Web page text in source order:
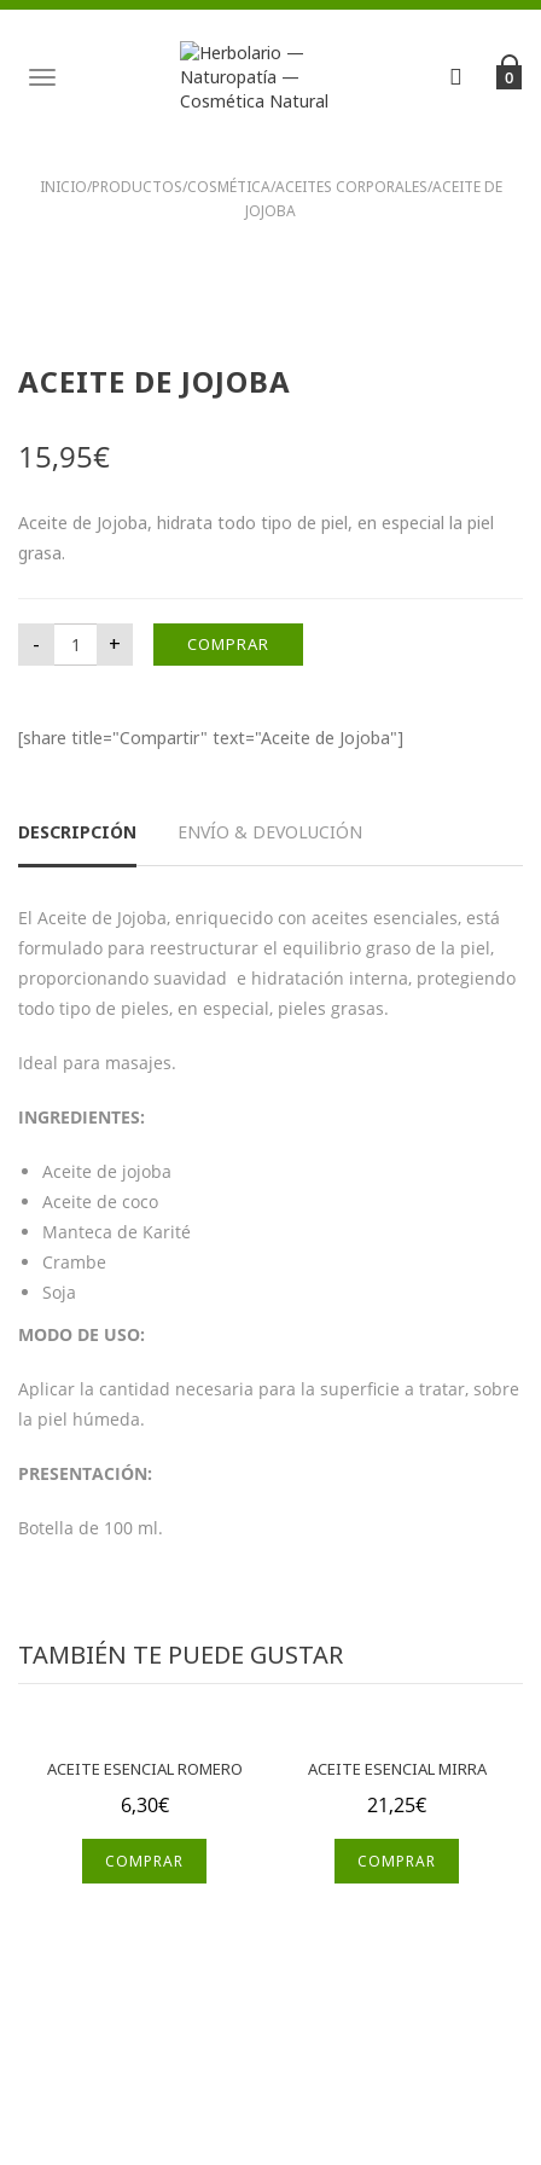
TOGGLE
NAVIGATION
0
INICIO/PRODUCTOS/COSMÉTICA/ACEITES CORPORALES/ACEITE DE
JOJOBA
ACEITE DE JOJOBA
15,95€
Aceite de Jojoba, hidrata todo tipo de piel, en especial la piel
grasa.
-
Aceite de Jojoba cantidad
+ COMPRAR
[share title="Compartir" text="Aceite de Jojoba"]
DESCRIPCIÓN ENVÍO & DEVOLUCIÓN
El Aceite de Jojoba, enriquecido con aceites esenciales, está
formulado para reestructurar el equilibrio graso de la piel,
proporcionando suavidad e hidratación interna, protegiendo
todo tipo de pieles, en especial, pieles grasas.
Ideal para masajes.
INGREDIENTES:
Aceite de jojoba
Aceite de coco
Manteca de Karité
Crambe
Soja
MODO DE USO:
Aplicar la cantidad necesaria para la superficie a tratar, sobre
la piel húmeda.
PRESENTACIÓN:
Botella de 100 ml.
TAMBIÉN TE PUEDE GUSTAR
ACEITE ESENCIAL ROMERO
6,30€
COMPRAR
ACEITE ESENCIAL MIRRA
21,25€
COMPRAR